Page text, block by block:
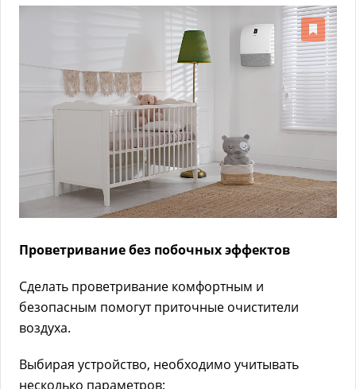
Проветривание без побочных эффектов
Сделать проветривание комфортным и
безопасным помогут приточные очистители
воздуха.
Выбирая устройство, необходимо учитывать
несколько параметров: